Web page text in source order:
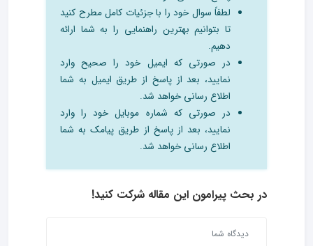
لطفاً سوال خود را با جزئیات کامل مطرح کنید
تا بتوانیم بهترین راهنمایی را به شما ارائه
دهیم.
در صورتی که ایمیل خود را صحیح وارد
نمایید، بعد از پاسخ از طریق ایمیل به شما
اطلاع رسانی خواهد شد.
در صورتی که شماره موبایل خود را وارد
نمایید، بعد از پاسخ از طریق پیامک به شما
اطلاع رسانی خواهد شد.
در بحث‌ پیرامون این مقاله شرکت کنید!